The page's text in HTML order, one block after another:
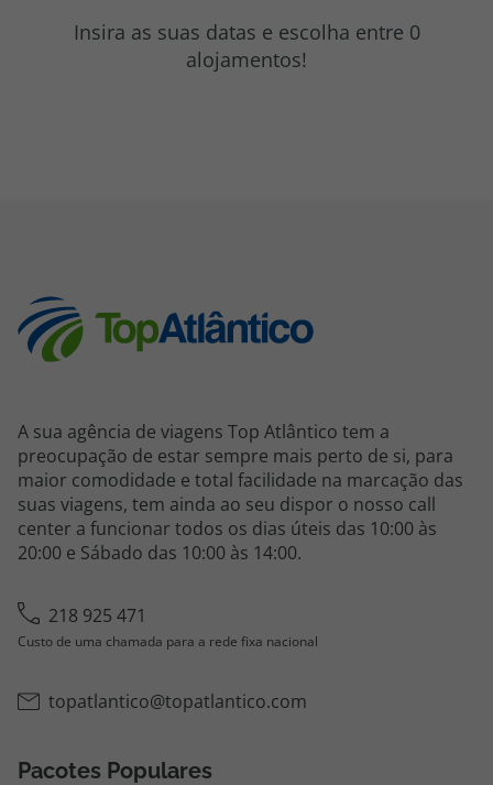
Insira as suas datas e escolha entre 0
alojamentos!
A sua agência de viagens Top Atlântico tem a
preocupação de estar sempre mais perto de si, para
maior comodidade e total facilidade na marcação das
suas viagens, tem ainda ao seu dispor o nosso call
center a funcionar todos os dias úteis das 10:00 às
20:00 e Sábado das 10:00 às 14:00.
218 925 471
Custo de uma chamada para a rede fixa nacional
topatlantico@topatlantico.com
Pacotes Populares